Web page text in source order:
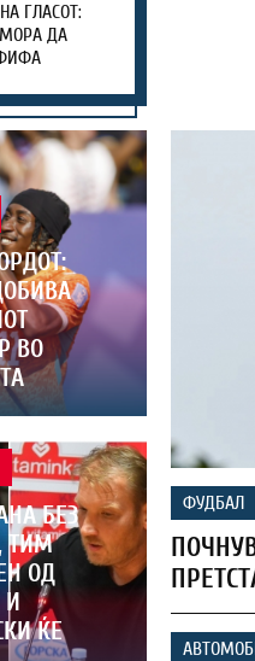
ГЛАСОТ:
ДА
ВО
БЕЗ
ТИМ
ОД
И
ЌЕ
ФУДБАЛ